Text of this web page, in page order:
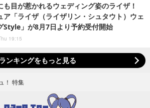
も目が惹かれるウェディング姿のライザ！
ア「ライザ（ライザリン・シュタウト）ウェ
Style」が8月7日より予約受付開始
19:15
ランキングをもっと見る
！ 特集